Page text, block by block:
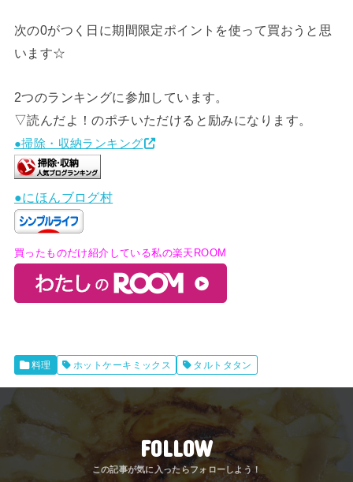
次の0がつく日に期間限定ポイントを使って買おうと思
います☆
2つのランキングに参加しています。
▽読んだよ！のポチいただけると励みになります。
●掃除・収納ランキング
●にほんブログ村
買ったものだけ紹介している私の楽天ROOM
料理 ホットケーキミックス タルトタタン
FOLLOW